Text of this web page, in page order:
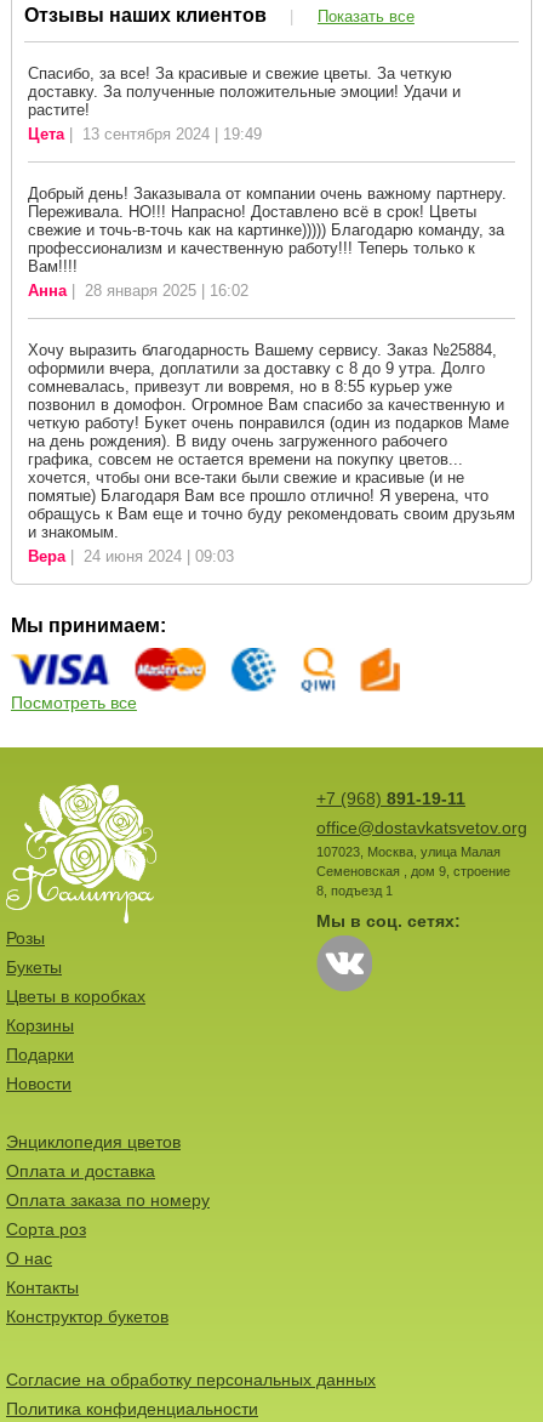
Отзывы наших клиентов | Показать все
Спасибо, за все! За красивые и свежие цветы. За четкую
доставку. За полученные положительные эмоции! Удачи и
растите!
Цета| 13 сентября 2024 | 19:49
Добрый день! Заказывала от компании очень важному партнеру.
Переживала. НО!!! Напрасно! Доставлено всё в срок! Цветы
свежие и точь-в-точь как на картинке))))) Благодарю команду, за
профессионализм и качественную работу!!! Теперь только к
Вам!!!!
Анна| 28 января 2025 | 16:02
Хочу выразить благодарность Вашему сервису. Заказ №25884,
оформили вчера, доплатили за доставку с 8 до 9 утра. Долго
сомневалась, привезут ли вовремя, но в 8:55 курьер уже
позвонил в домофон. Огромное Вам спасибо за качественную и
четкую работу! Букет очень понравился (один из подарков Маме
на день рождения). В виду очень загруженного рабочего
графика, совсем не остается времени на покупку цветов...
хочется, чтобы они все-таки были свежие и красивые (и не
помятые) Благодаря Вам все прошло отлично! Я уверена, что
обращусь к Вам еще и точно буду рекомендовать своим друзьям
и знакомым.
Вера| 24 июня 2024 | 09:03
Мы принимаем:
Посмотреть все
+7 (968) 891-19-11
office@dostavkatsvetov.org
107023, Москва, улица Малая
Семеновская , дом 9, строение
8, подъезд 1
Мы в соц. сетях:
Розы
Букеты
Цветы в коробках
Корзины
Подарки
Новости
Энциклопедия цветов
Оплата и доставка
Оплата заказа по номеру
Сорта роз
О нас
Контакты
Конструктор букетов
Согласие на обработку персональных данных
Политика конфиденциальности